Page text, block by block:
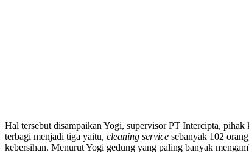
Hal tersebut disampaikan Yogi, supervisor PT Intercipta,
terbagi menjadi tiga yaitu, cleaning service sebanyak 102
kebersihan. Menurut Yogi gedung yang paling banyak